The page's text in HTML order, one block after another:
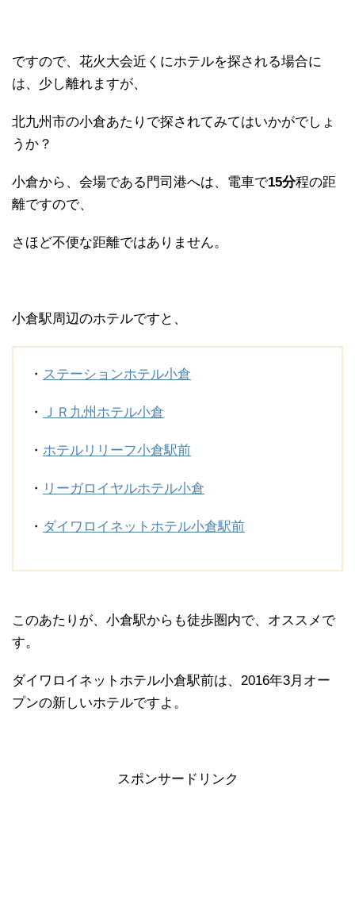
ですので、花火大会近くにホテルを探される場合に
は、少し離れますが、
北九州市の小倉あたりで探されてみてはいかがでしょ
うか？
小倉から、会場である門司港へは、電車で15分程の距
離ですので、
さほど不便な距離ではありません。
小倉駅周辺のホテルですと、
・ ステーションホテル小倉
・ ＪＲ九州ホテル小倉
・ ホテルリリーフ小倉駅前
・ リーガロイヤルホテル小倉
・ ダイワロイネットホテル小倉駅前
このあたりが、小倉駅からも徒歩圏内で、オススメで
す。
ダイワロイネットホテル小倉駅前は、2016年3月オー
プンの新しいホテルですよ。
スポンサードリンク